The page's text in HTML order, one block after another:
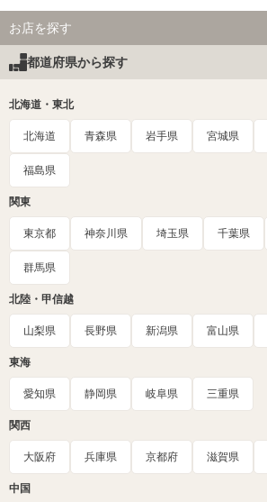
お店を探す
都道府県から探す
北海道・東北
北海道 青森県 岩手県 宮城県
福島県
関東
東京都 神奈川県 埼玉県 千葉県
群馬県
北陸・甲信越
山梨県 長野県 新潟県 富山県
東海
愛知県 静岡県 岐阜県 三重県
関西
大阪府 兵庫県 京都府 滋賀県
中国